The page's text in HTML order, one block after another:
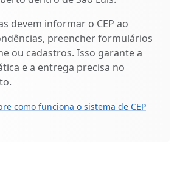
devem informar o CEP ao
preencher formulários
ou cadastros. Isso garante a
e a entrega precisa no
como funciona o sistema de CEP